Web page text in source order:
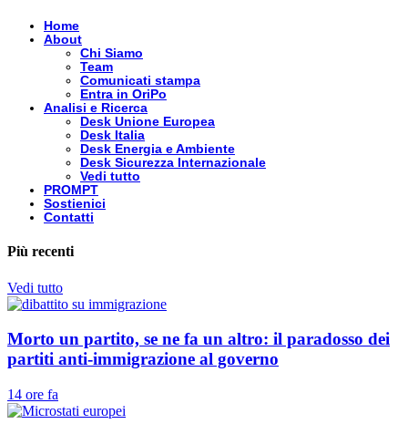
Home
About
Chi Siamo
Team
Comunicati stampa
Entra in OriPo
Analisi e Ricerca
Desk Unione Europea
Desk Italia
Desk Energia e Ambiente
Desk Sicurezza Internazionale
Vedi tutto
PROMPT
Sostienici
Contatti
Più recenti
Vedi tutto
Morto un partito, se ne fa un altro: il paradosso dei
partiti anti-immigrazione al governo
14 ore fa